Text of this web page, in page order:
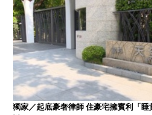
獨家／起底豪奢律師 住豪宅擁賓利「睡